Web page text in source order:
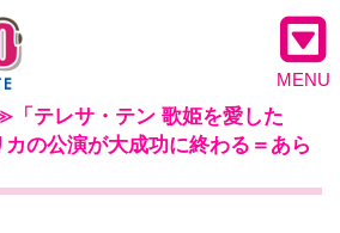
MENU
テレサ・テン 歌姫を愛した
カの公演が大成功に終わる＝あら